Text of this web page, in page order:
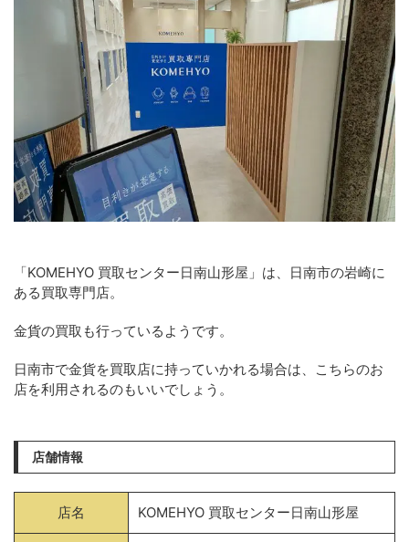
「KOMEHYO 買取センター日南山形屋」は、日南市の岩崎に
ある買取専門店。
金貨の買取も行っているようです。
日南市で金貨を買取店に持っていかれる場合は、こちらのお
店を利用されるのもいいでしょう。
店舗情報
店名 KOMEHYO 買取センター日南山形屋